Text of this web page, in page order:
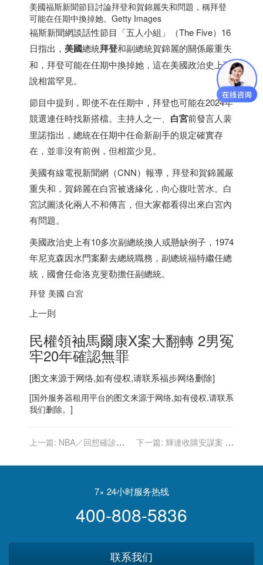
美國福斯新聞節目討論拜登和賀錦麗失和問題，稱拜登
可能在任期中換掉她。Getty Images
福斯新聞網談話性節目「五人小組」（The Five）16
日指出， 美國總統拜登和副總統賀錦麗的關係嚴重失
和，拜登可能在任期中換掉她，這在美國政治史上可
說相當罕見。
節目中提到，即使不在任期中，拜登也可能在2024年
競選連任時找新搭檔。主持人之一、 白宮前發言人裴
里諾指出，總統在任期中任命新副手的規定確實存
在，並非沒有前例，但相當少見。
美國有線電視新聞網（CNN）報導，拜登和賀錦麗嚴
重失和，賀錦麗在白宮被邊緣化，向心腹吐苦水。白
宮試圖淡化兩人不和傳言，但大家都看得出來白宮內
有問題。
美國政治史上有10多次副總統換人或懸缺例子，1974
年尼克森因水門案辭去總統職務，副總統福特繼任總
統，國會任命洛克斐勒擔任副總統。
拜登 美國 白宮
上一則
民權領袖馬爾康X案大翻轉 2男冤
牢20年確認無罪
[图文来源于网络,如有侵权,请联系福步网络删除]
[国外服务器租用平台的图文来源于网络,如有侵权,请联系
我们删除。]
上一篇: NBA／回想確診新
下一篇: 輝達收購安謀案 美
7× 24小时服务热线
400-808-5836
联系我们